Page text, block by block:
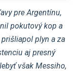
pre Argentínu,
pokutový kop a
plyn a za
aj presný
však Messiho,